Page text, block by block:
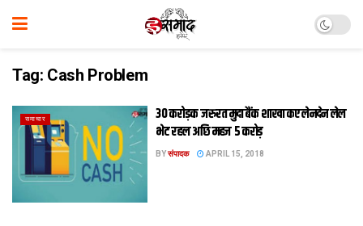
Tag: Cash Problem
समाचार
30 करोड़क जरुरत मुदा बैंक शाखा कए लेनदेन लेल
भेट रहल अछि महज 5 करोड़
BYसंपादक APRIL 15, 2018